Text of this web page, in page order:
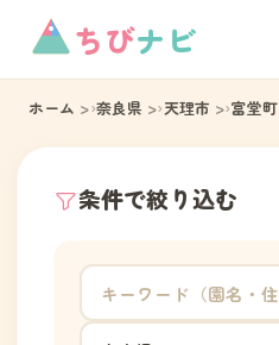
ちびナビ
ホーム 奈良県 天理市 富堂町
条件で絞り込む